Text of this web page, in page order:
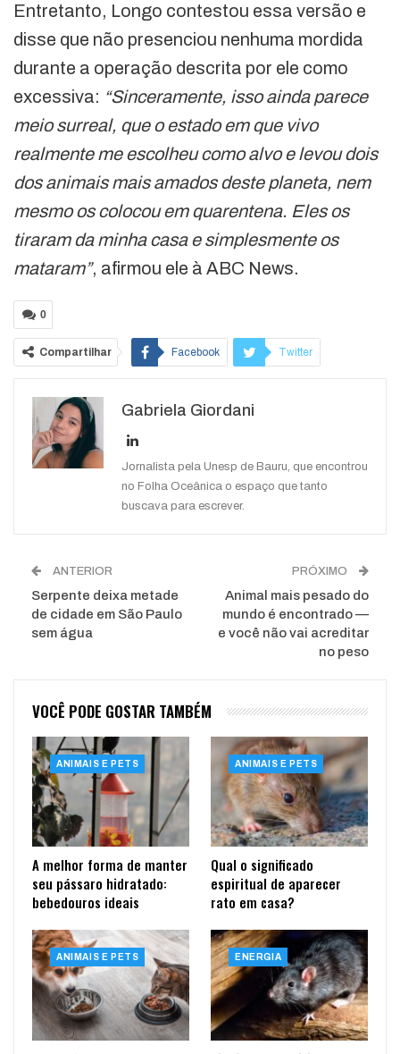
Entretanto, Longo contestou essa versão e
disse que não presenciou nenhuma mordida
durante a operação descrita por ele como
excessiva: “Sinceramente, isso ainda parece
meio surreal, que o estado em que vivo
realmente me escolheu como alvo e levou dois
dos animais mais amados deste planeta, nem
mesmo os colocou em quarentena. Eles os
tiraram da minha casa e simplesmente os
mataram”, afirmou ele à ABC News.
0
Compartilhar Facebook Twitter
WhatsApp
Gabriela Giordani
Jornalista pela Unesp de Bauru, que encontrou
no Folha Oceânica o espaço que tanto
buscava para escrever.
ANTERIOR
Serpente deixa metade
de cidade em São Paulo
sem água
PRÓXIMO
Animal mais pesado do
mundo é encontrado —
e você não vai acreditar
no peso
VOCÊ PODE GOSTAR TAMBÉM
ANIMAIS E PETS
A melhor forma de manter
seu pássaro hidratado:
bebedouros ideais
ANIMAIS E PETS
Qual o significado
espiritual de aparecer
rato em casa?
ANIMAIS E PETS ENERGIA